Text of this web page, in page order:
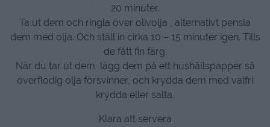
20 minuter.
Ta ut dem och ringla över olivolja , alternativt pensla
dem med olja. Och ställ in cirka 10 – 15 minuter igen. Tills
de fått fin färg.
När du tar ut dem lägg dem på ett hushållspapper så
överflödig olja försvinner, och krydda dem med valfri
krydda eller salta.
Klara att servera